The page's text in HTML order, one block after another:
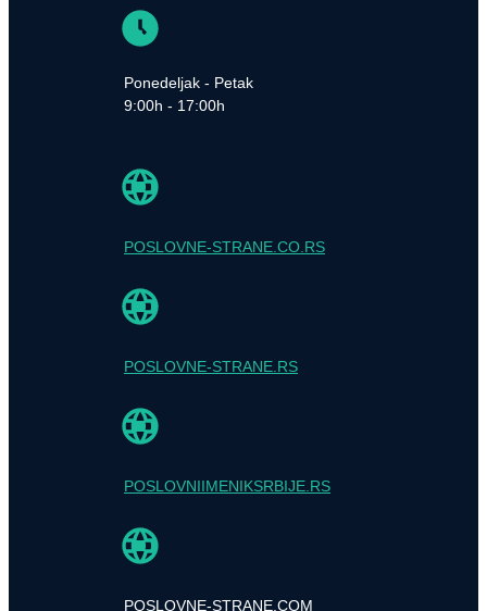
Ponedeljak - Petak
9:00h - 17:00h
POSLOVNE-STRANE.CO.RS
POSLOVNE-STRANE.RS
POSLOVNIIMENIKSRBIJE.RS
POSLOVNE-STRANE.COM